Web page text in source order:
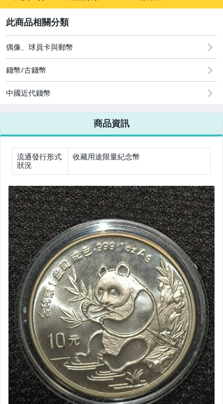
偶像、球員卡與郵幣
運動、戶外與休閒
偶像、球員卡與郵幣
錢幣/古錢幣
中國近代錢幣
商品資訊
流通發行形式
狀況
收藏用途限量紀念幣